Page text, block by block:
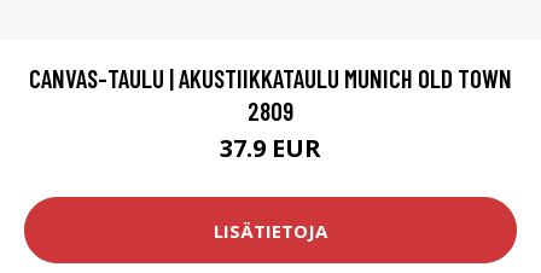
CANVAS-TAULU | AKUSTIIKKATAULU MUNICH OLD TOWN
2809
37.9 EUR
LISÄTIETOJA